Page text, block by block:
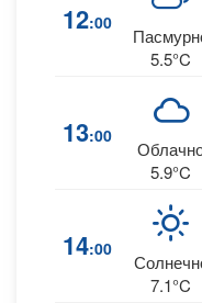
12:00
5.5°C
13:00
5.9°C
14:00
7.1°C